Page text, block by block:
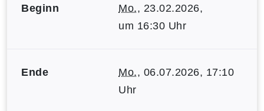
Beginn Mo., 23.02.2026,
um 16:30 Uhr
Ende Mo., 06.07.2026, 17:10
Uhr